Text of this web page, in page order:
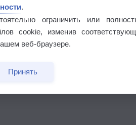
.
ограничить или
cookie, изменив
веб-браузере.
Принять